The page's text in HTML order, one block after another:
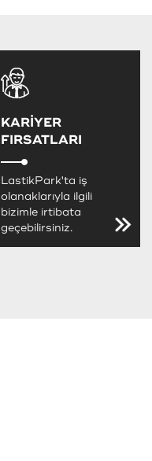
KARİYER
FIRSATLARI
LastikPark'ta iş
olanaklarıyla ilgili
bizimle irtibata
geçebilirsiniz.